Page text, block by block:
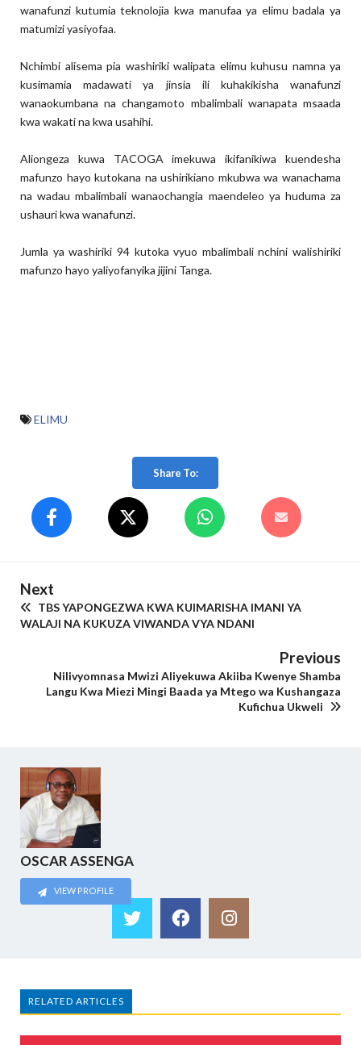
wanafunzi kutumia teknolojia kwa manufaa ya elimu badala ya
matumizi yasiyofaa.
Nchimbi alisema pia washiriki walipata elimu kuhusu namna ya
kusimamia madawati ya jinsia ili kuhakikisha wanafunzi
wanaokumbana na changamoto mbalimbali wanapata msaada
kwa wakati na kwa usahihi.
Aliongeza kuwa TACOGA imekuwa ikifanikiwa kuendesha
mafunzo hayo kutokana na ushirikiano mkubwa wa wanachama
na wadau mbalimbali wanaochangia maendeleo ya huduma za
ushauri kwa wanafunzi.
Jumla ya washiriki 94 kutoka vyuo mbalimbali nchini walishiriki
mafunzo hayo yaliyofanyika jijini Tanga.
ELIMU
Share To:
Next
TBS YAPONGEZWA KWA KUIMARISHA IMANI YA
WALAJI NA KUKUZA VIWANDA VYA NDANI
Previous
Nilivyomnasa Mwizi Aliyekuwa Akiiba Kwenye Shamba
Langu Kwa Miezi Mingi Baada ya Mtego wa Kushangaza
Kufichua Ukweli
OSCAR ASSENGA
VIEW PROFILE
RELATED ARTICLES